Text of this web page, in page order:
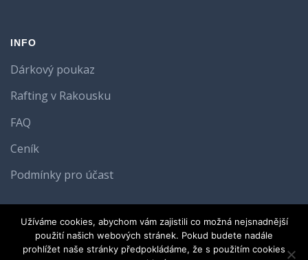
INFO
Dárkový poukaz
Rafting v Rakousku
FAQ
Ceník
Podmínky pro účast
BACK TO TOP
Kde nás najdete
Užíváme cookies, abychom vám zajistili co možná nejsnadnější
použití našich webových stránek. Pokud budete nadále
prohlížet naše stránky předpokládáme, že s použitím cookies